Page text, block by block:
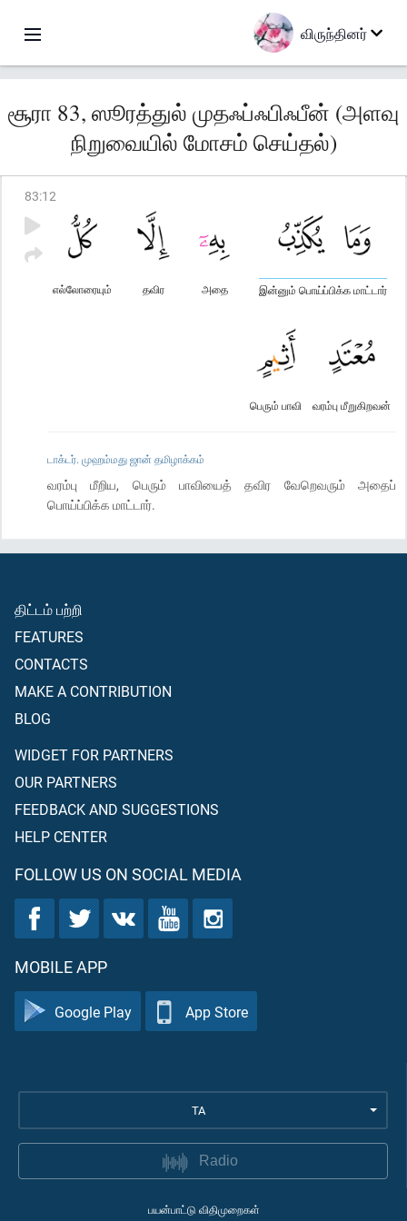
விருந்தினர்
சூரா 83, ஸூரத்துல் முதஃப்ஃபிஃபீன் (அளவு
நிறுவையில் மோசம் செய்தல்)
83:12
இன்னும் பொய்ப்பிக்க மாட்டார்
அதை
தவிர
எல்லோரையும்
வரம்பு மீறுகிறவன்
பெரும் பாவி
டாக்டர். முஹம்மது ஜான் தமிழாக்கம்
வரம்பு மீறிய, பெரும் பாவியைத் தவிர வேறெவரும் அதைப்
பொய்ப்பிக்க மாட்டார்.
திட்டம் பற்றி
FEATURES
CONTACTS
MAKE A CONTRIBUTION
BLOG
WIDGET FOR PARTNERS
OUR PARTNERS
FEEDBACK AND SUGGESTIONS
HELP CENTER
FOLLOW US ON SOCIAL MEDIA
MOBILE APP
Google Play App Store
TA
Radio
பயன்பாட்டு விதிமுறைகள்